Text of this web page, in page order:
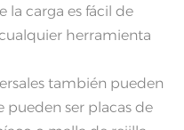
la carga es fácil de
herramienta
también pueden
pueden ser placas de